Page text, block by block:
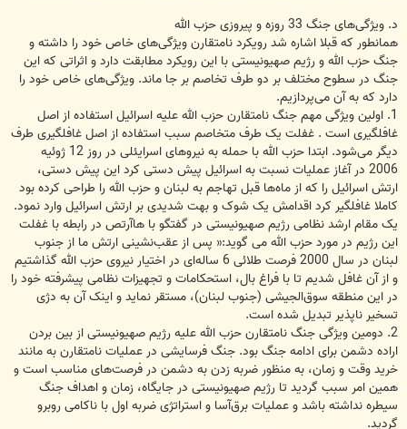
د. ویژگی‌های جنگ 33 روزه و پیروزی حزب الله
همانطور که قبلا اشاره شد رویکرد نامتقارن ویژگی‌های خاص خود را داشته و
جنگ حزب الله و رژیم صهیونیستی با این رویکرد مطابقت دارد و اثراتی که این
جنگ در سطوح مختلف بر دو طرف تخاصم بر جا ماند. ویژگی‌های خاص خود را
دارد که به آن می‌پردازیم.
1. اولین ویژگی مهم جنگ نامتقارن حزب الله علیه اسرائیل استفاده از اصل
غافلگیری است . غفلت یک طرف متخاصم سبب استفاده از اصل غافلگیری طرف
دیگر می‌شود. ابتدا حزب الله با حمله به نیروهای اسرایئلی در روز 12 ژوئیه
2006 در آغاز عملیات نسبت به اسرائیل پیش دستی کرد این پیش دستی،
ارتش اسرائیل را که از ماه‌ها قبل تهاجم به لبنان و حزب الله را طراحی کرده بود
کاملا غافلگیر کرد اقدامش یک شوک و بهت شدیدی بر ارتش اسرائیل وارد نمود.
یک مقام ارشد نظامی رژیم صهیونیستی در گفتگو با هاآرتص در رابطه با غفلت
این رژیم در مورد حزب الله می گوید:« پس از عقب‌نشینی ارتش ما از جنوب
لبنان در سال 2000 فرصت طلائی 6 ساله‌ای در اختیار نیروی حزب الله گذاشتیم
و از آن غافل شدیم تا با فراغ بال، استحکامات و تجهیزات نظامی پیشرفته خود را
در این منطقه سوق‌الجیشی (جنوب لبنان)‌، مستقر نماید و اینک آن به دژی
تسخیر ناپذیر تبدیل شده است.
2. دومین ویژگی جنگ نامتقارن حزب الله علیه رژیم صهیونیستی از بین بردن
اراده دشمن برای ادامه جنگ بود. جنگ فرسایشی در عملیات نامتقارن به مانند
خرید وقت و زمان، به منظور ضربه زدن به دشمن در فرصت‌های مناسب است و
همین امر سبب گردید تا رژیم صهیونیستی در جایگاه، زمان و اهداف جنگ
سیطره نداشته باشد و عملیات برق‌‌آسا و استراتژی ضربه اول با ناکامی روبرو
گردید.